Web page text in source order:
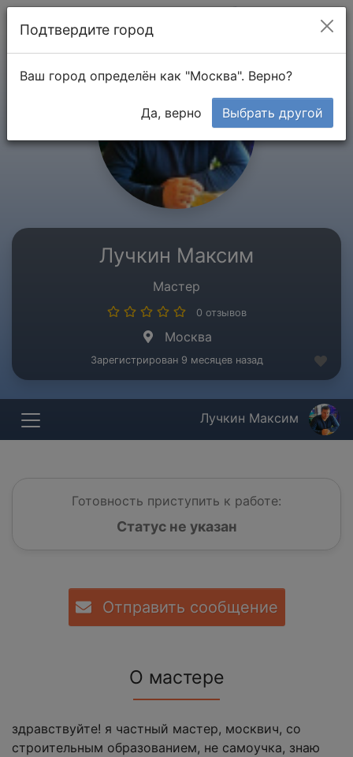
Лучкин Максим
Мастер
0 отзывов
Москва
Зарегистрирован 9 месяцев назад
Лучкин Максим
Готовность приступить к работе:
Статус не указан
Отправить сообщение
О мастере
здравствуйте! я частный мастер, москвич, со
строительным образованием, не самоучка, знаю
Подтвердите город
Ваш город определён как "Москва". Верно?
Да, верно Выбрать другой